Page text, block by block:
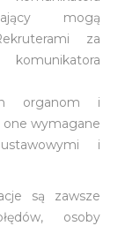
mogą
za
organom i
one wymagane
i
są zawsze
osoby